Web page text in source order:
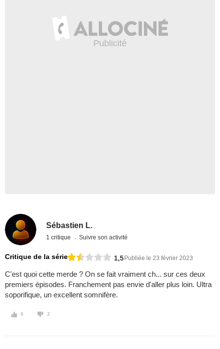
Sébastien L.
1 critique Suivre son activité
Critique de la série 1,5 Publiée le 23 février 2023
C'est quoi cette merde ? On se fait vraiment ch... sur ces deux
premiers épisodes. Franchement pas envie d'aller plus loin. Ultra
soporifique, un excellent somnifère.
6 2